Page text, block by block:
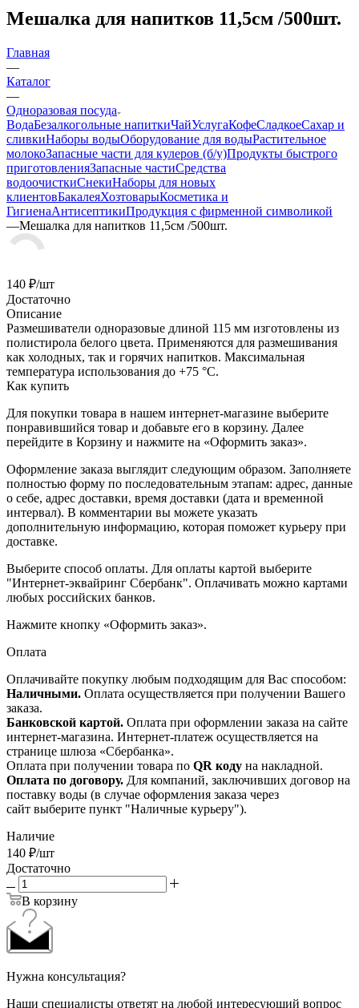
Мешалка для напитков 11,5см /500шт.
Главная
—
Каталог
—
Одноразовая посуда
ВодаБезалкогольные напиткиЧайУслугаКофеСладкоеСахар и
сливкиНаборы водыОборудование для водыРастительное
молокоЗапасные части для кулеров (б/у)Продукты быстрого
приготовленияЗапасные частиСредства
водоочисткиСнекиНаборы для новых
клиентовБакалеяХозтоварыКосметика и
ГигиенаАнтисептикиПродукция с фирменной символикой
—Мешалка для напитков 11,5см /500шт.
140 ₽/шт
Достаточно
Описание
Размешиватели одноразовые длиной 115 мм изготовлены из
полистирола белого цвета. Применяются для размешивания
как холодных, так и горячих напитков. Максимальная
температура использования до +75 °С.
Как купить
Для покупки товара в нашем интернет-магазине выберите
понравившийся товар и добавьте его в корзину. Далее
перейдите в Корзину и нажмите на «Оформить заказ».
Оформление заказа выглядит следующим образом. Заполняете
полностью форму по последовательным этапам: адрес, данные
о себе, адрес доставки, время доставки (дата и временной
интервал). В комментарии вы можете указать
дополнительную информацию, которая поможет курьеру при
доставке.
Выберите способ оплаты. Для оплаты картой выберите
"Интернет-эквайринг Сбербанк". Оплачивать можно картами
любых российских банков.
Нажмите кнопку «Оформить заказ».
Оплата
Оплачивайте покупку любым подходящим для Вас способом:
Наличными. Оплата осуществляется при получении Вашего
заказа.
Банковской картой. Оплата при оформлении заказа на сайте
интернет-магазина. Интернет-платеж осуществляется на
странице шлюза «Сбербанка».
Оплата при получении товара по QR коду на накладной.
Оплата по договору. Для компаний, заключивших договор на
поставку воды (в случае оформления заказа через
сайт выберите пункт "Наличные курьеру").
Наличие
140 ₽/шт
Достаточно
В корзину
Нужна консультация?
Наши специалисты ответят на любой интересующий вопрос